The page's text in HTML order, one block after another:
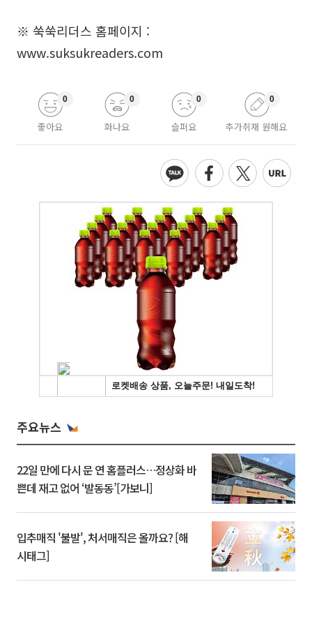
※ 쑥쑥리더스 홈페이지 :
www.suksukreaders.com
좋아요
0
화나요
0
슬퍼요
0
추가취재 원해요
0
주요뉴스
22일 만에 다시 문 연 홈플러스…정상화 바
쁜데 재고 없어 ‘발동동’[가보니]
입추매직 '불발', 처서매직은 올까요? [해
시태그]